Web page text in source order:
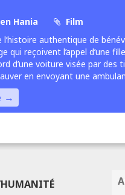
Hania
Film
authentique de
qui reçoivent l’appel d’une
d’une voiture visée par des
en envoyant une